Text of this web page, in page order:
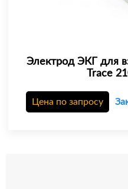
Электрод ЭКГ для
Trace
Цена по запросу